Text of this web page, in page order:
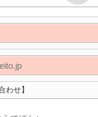
わせ】